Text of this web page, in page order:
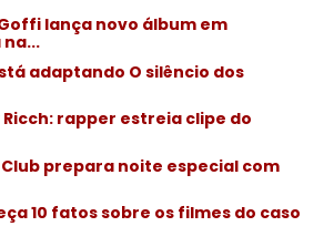
lança novo álbum em
adaptando O silêncio dos
Ricch: rapper estreia clipe do
Club prepara noite especial com
10 fatos sobre os filmes do caso